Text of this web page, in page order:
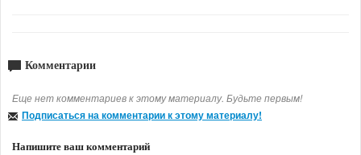
Комментарии
Еще нет комментариев к этому материалу. Будьте первым!
Подписаться на комментарии к этому материалу!
Напишите ваш комментарий